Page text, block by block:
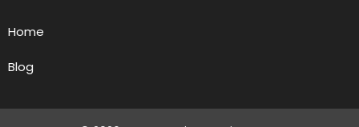
Home
Blog